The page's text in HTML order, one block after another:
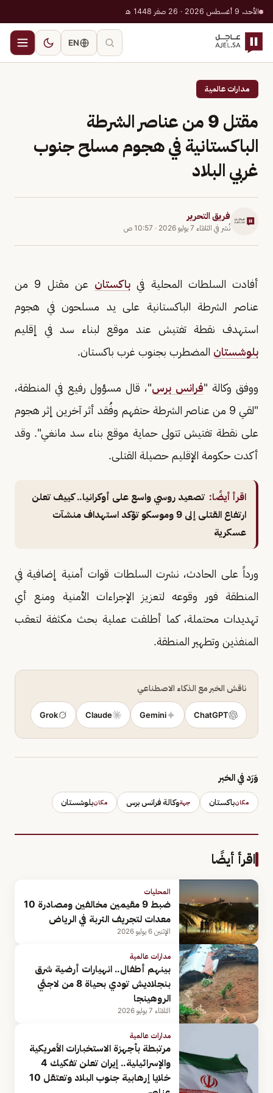
الأحد، 9 أغسطس 2026 · 26 صفر 1448 هـ
EN
مدارات عالمية
مقتل 9 من عناصر الشرطة
الباكستانية في هجوم مسلح جنوب
غربي البلاد
فريق التحرير
نُشر في الثلاثاء 7 يوليو 2026 · 10:57 ص
أفادت السلطات المحلية في باكستان
عن مقتل 9 من
عناصر الشرطة الباكستانية على يد مسلحون في هجوم
استهدف نقطة تفتيش عند موقع لبناء سد في إقليم
بلوشستان المضطرب بجنوب غرب باكستان.
ووفق وكالة "فرانس برس"، قال مسؤول رفيع في المنطقة،
"لقي 9 من عناصر الشرطة حتفهم وفُقد أثر آخرين إثر هجوم
على نقطة تفتيش تتولى حماية موقع بناء سد مانغي". وقد
أكدت حكومة الإقليم حصيلة القتلى.
اقرأ أيضًا: تصعيد روسي واسع على أوكرانيا.. كييف تعلن
ارتفاع القتلى إلى 9 وموسكو تؤكد استهداف منشآت
عسكرية
ورداً على الحادث، نشرت السلطات قوات أمنية إضافية في
المنطقة فور وقوعه لتعزيز الإجراءات الأمنية ومنع أي
تهديدات محتملة، كما أطلقت عملية بحث مكثفة لتعقب
المنفذين وتطهير المنطقة.
ناقش الخبر مع الذكاء الاصطناعي
ChatGPT
Gemini
Claude
Grok
وَرَد في الخبر
مكانباكستان جهةوكالة فرانس برس مكانبلوشستان
اقرأ أيضًا
المحليات
ضبط 9 مقيمين مخالفين ومصادرة 10
معدات لتجريف التربة في الرياض
الإثنين 6 يوليو 2026
مدارات عالمية
بينهم أطفال.. انهيارات أرضية شرق
بنجلاديش تودي بحياة 8 من لاجئي
الروهينجا
الثلاثاء 7 يوليو 2026
مدارات عالمية
مرتبطة بأجهزة الاستخبارات الأمريكية
والإسرائيلية.. إيران تعلن تفكيك 4
خلايا إرهابية جنوب البلاد وتعتقل 10